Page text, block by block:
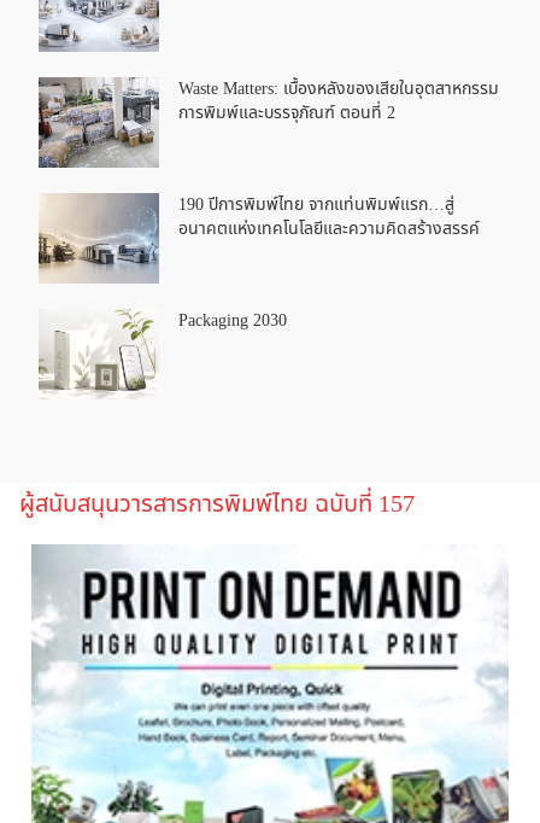
Waste Matters: เบื้องหลังของเสียในอุตสาหกรรม
การพิมพ์และบรรจุภัณฑ์ ตอนที่ 2
190 ปีการพิมพ์ไทย จากแท่นพิมพ์แรก…สู่
อนาคตแห่งเทคโนโลยีและความคิดสร้างสรรค์
Packaging 2030
ผู้สนับสนุนวารสารการพิมพ์ไทย ฉบับที่ 157